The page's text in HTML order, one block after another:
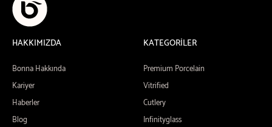
HAKKIMIZDA
Bonna Hakkında
Kariyer
Haberler
Blog
KATEGORİLER
Premium Porcelain
Vitrified
Cutlery
Infinityglass